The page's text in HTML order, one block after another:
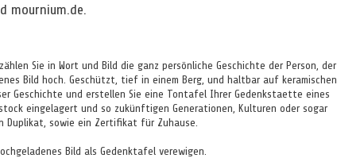
mournium.de.
Sie in Wort und Bild die ganz persönliche Geschichte der Person, der
Bild hoch. Geschützt, tief in einem Berg, und haltbar auf keramischen
Geschichte und erstellen Sie eine Tontafel Ihrer Gedenkstaette eines
eingelagert und so zukünftigen Generationen, Kulturen oder sogar
Duplikat, sowie ein Zertifikat für Zuhause.
Bild als Gedenktafel verewigen.